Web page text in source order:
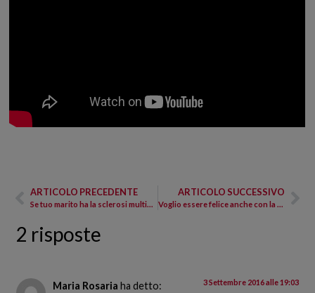
ARTICOLO PRECEDENTE
Se tuo marito ha la sclerosi multipla
ARTICOLO SUCCESSIVO
Voglio essere felice anche con la SM
2 risposte
Maria Rosaria ha detto: 3 Settembre 2016 alle 19:03